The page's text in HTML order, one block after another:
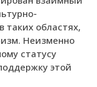
таких областях,
Неизменно
статусу
этой